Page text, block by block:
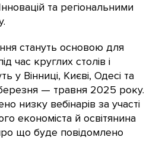
та регіональними
стануть основою для
час круглих столів і
у Вінниці, Києві, Одесі та
— травня 2025 року.
низку вебінарів за участі
економіста й освітянина
що буде повідомлено